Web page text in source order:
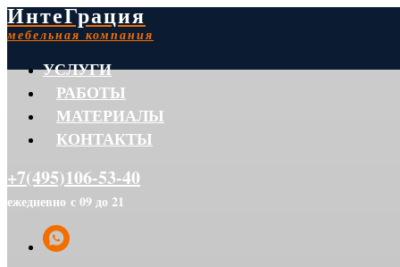
ИнтеГрация
мебельная компания
УСЛУГИ
РАБОТЫ
МАТЕРИАЛЫ
КОНТАКТЫ
+7(495)106-53-40
ежедневно с 09 до 21